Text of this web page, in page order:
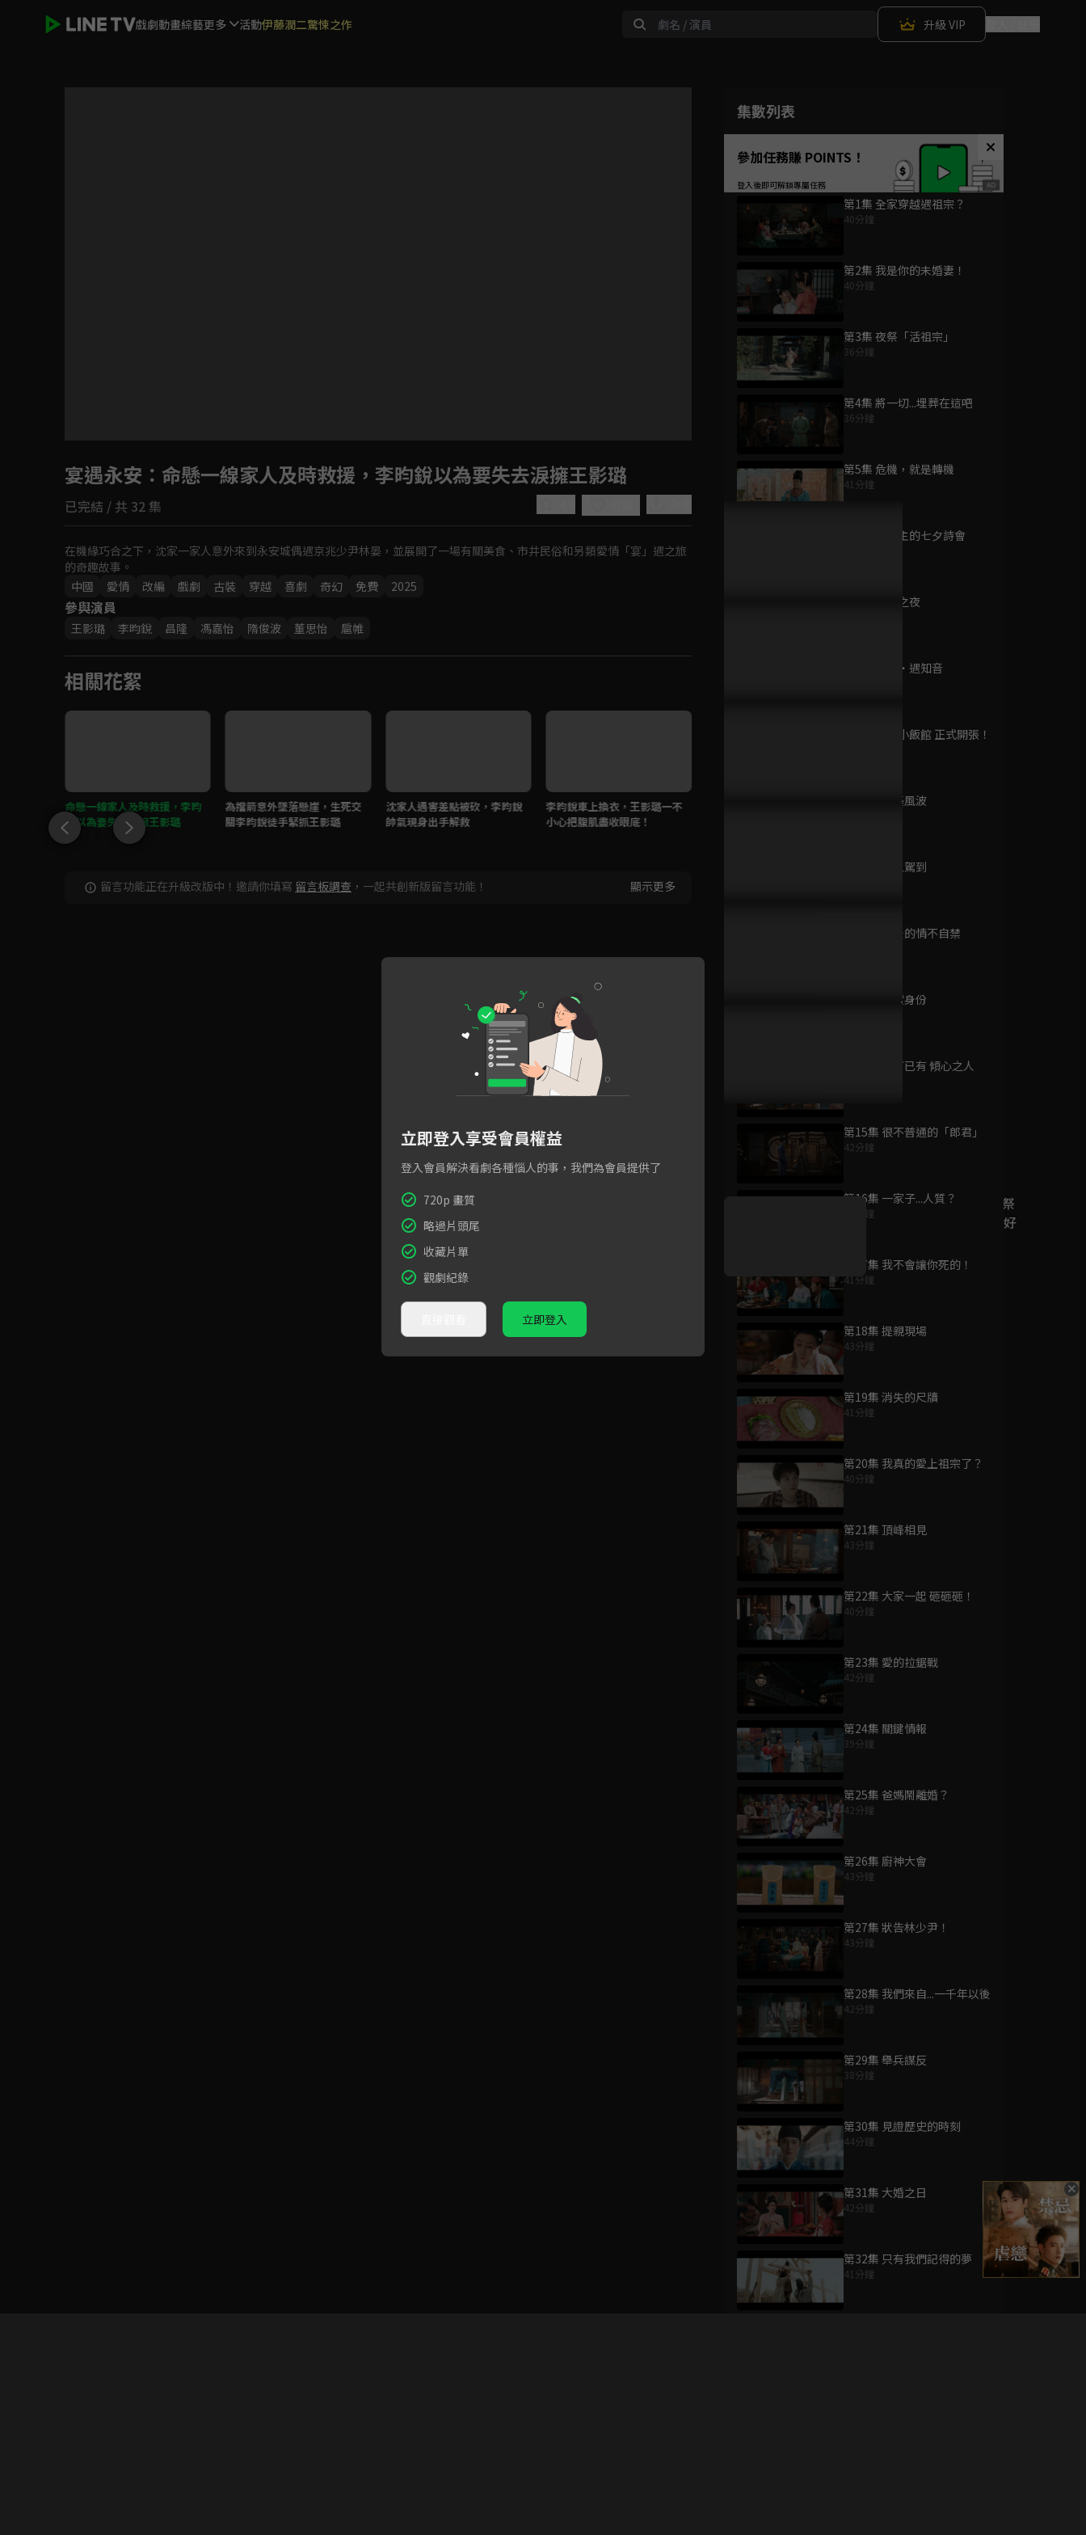
戲劇動畫綜藝更多 活動伊藤潤二驚悚之作 升級 VIP
集數列表
參加任務賺 POINTS！
第1集 全家穿越遇祖宗？
40分鐘
第2集 我是你的未婚妻！
40分鐘
第3集 夜祭「活祖宗」
36分鐘
第4集 將一切...埋葬在這吧
36分鐘
第5集 危機，就是轉機
41分鐘
第6集 長公主的七夕詩會
第7集 月圓之夜
第8集 他鄉・遇知音
第9集 沈家小飯館 正式開張！
第10集 抄襲風波
第11集 女鬼駕到
第12集 酒後的情不自禁
第13集 真實身份
第14集 在下已有 傾心之人
第15集 很不普通的「郎君」
42分鐘
第16集 一家子...人質？
40分鐘
第17集 我不會讓你死的！
41分鐘
第18集 提親現場
43分鐘
第19集 消失的尺牘
41分鐘
第20集 我真的愛上祖宗了？
40分鐘
第21集 頂峰相見
43分鐘
第22集 大家一起 砸砸砸！
40分鐘
第23集 愛的拉鋸戰
42分鐘
第24集 關鍵情報
39分鐘
第25集 爸媽鬧離婚？
42分鐘
第26集 廚神大會
43分鐘
第27集 狀告林少尹！
43分鐘
第28集 我們來自...一千年以後
42分鐘
第29集 舉兵謀反
38分鐘
第30集 見證歷史的時刻
44分鐘
第31集 大婚之日
42分鐘
第32集 只有我們記得的夢
41分鐘
宴遇永安 ：命懸一線家人及時救援，李昀銳以為要失去淚擁王影璐
已完結 / 共 32 集
在機緣巧合之下，沈家一家人意外來到永安城偶遇京兆少尹林晏，並展開了一場有關美食、市井民俗和另類愛情「宴」遇之旅
的奇趣故事。
中國
愛情 改編 戲劇 古裝 穿越 喜劇 奇幻 免費 2025
參與演員
王影璐 李昀銳 昌隆 馮嘉怡 隋俊波 董思怡 扈帷
相關花絮
命懸一線家人及時救援，李昀
銳以為要失去淚擁王影璐
為擋箭意外墜落懸崖，生死交
關李昀銳徒手緊抓王影璐
沈家人遇害差點被砍，李昀銳
帥氣現身出手解救
李昀銳車上換衣，王影璐一不
小心把腹肌盡收眼底！
為避開熟人眼光，李昀銳一把
留言功能正在升級改版中！邀請你填寫 留言板調查 ，一起共創新版留言功能！ 顯示更多
為您推薦
警徽天職 S4
已完結 / 共 1 集
一夜新娘 第二季
已完結 / 共 24 集
超人力霸王銀河S
好康資訊
7/21-8/20，盛夏追劇祭
升級VIP最優惠！獨家好
7月21日-8月20日
立即登入享受會員權益
登入會員解決看劇各種惱人的事，我們為會員提供了
720p 畫質
略過片頭尾
收藏片單
觀劇紀錄
立即登入